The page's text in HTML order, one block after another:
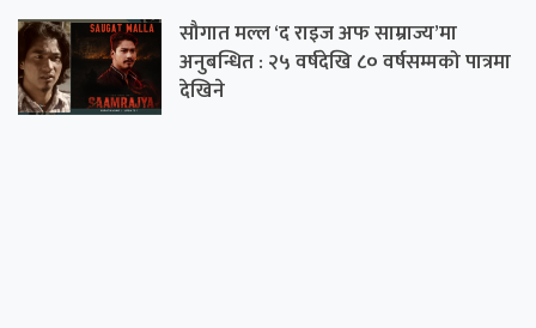
सौगात मल्ल ‘द राइज अफ साम्राज्य’मा
अनुबन्धित : २५ वर्षदेखि ८० वर्षसम्मको पात्रमा
देखिने